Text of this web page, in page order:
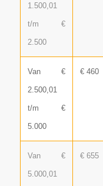
1.500,01
t/m €
2.500
Van €
2.500,01
t/m €
5.000
€ 460
Van €
5.000,01
€ 655